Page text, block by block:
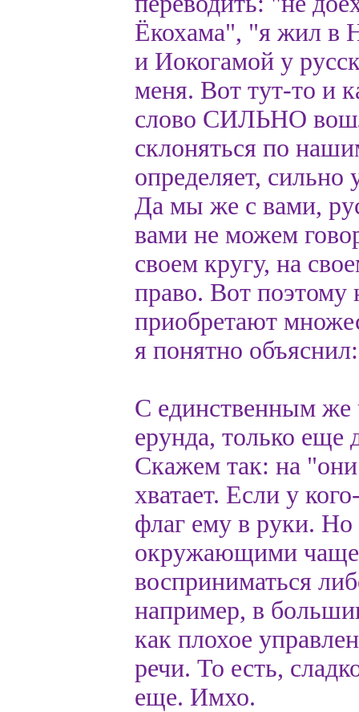
Ёкохама", "я жил в
и Иокогамой у
меня. Вот тут-то и
слово СИЛЬНО
склоняться по
определяет,
Да мы же с вами,
вами не можем
своем кругу, на
право. Вот
приобретают
я понятно
С единственным же
ерунда, только еще
Скажем так: на
хватает. Если у
флаг ему в руки. Но
окружающими чаще
восприниматься
например, в
как плохое
речи. То есть,
еще. Имхо.